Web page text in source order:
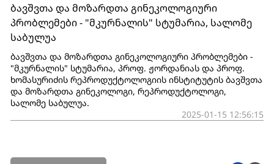
ბავშვთა და მოზარდთა გინეკოლოგიური
პრობლემები - "მკურნალის" სტუმარია, სალომე
საბულუა
ბავშვთა და მოზარდთა გინეკოლოგიური პრობლემები -
"მკურნალის" სტუმარია, პროფ. ჟორდანიას და პროფ.
ხომასურიძის რეპროდუქტოლოგიის ინსტიტუტის ბავშვთა
და მოზარდთა გინეკოლოგი, რეპროდუქტოლოგი,
სალომე საბულუა.
2025-01-15 12:56:15